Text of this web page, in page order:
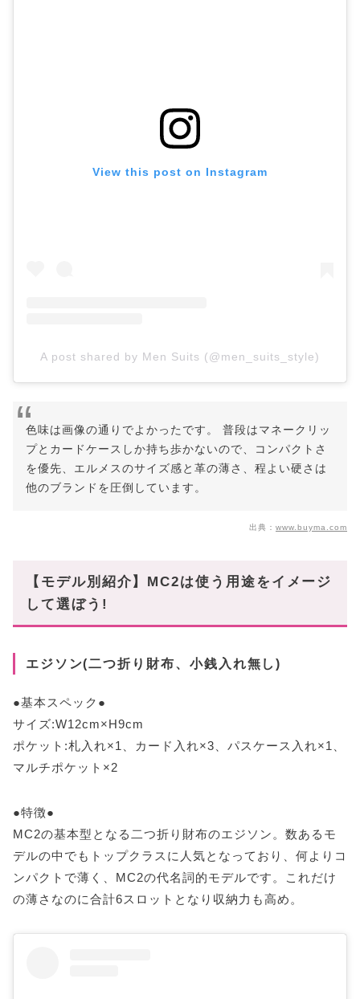
View this post on Instagram
A post shared by Men Suits (@men_suits_style)
色味は画像の通りでよかったです。 普段はマネークリッ
プとカードケースしか持ち歩かないので、コンパクトさ
を優先、エルメスのサイズ感と革の薄さ、程よい硬さは
他のブランドを圧倒しています。
出典： www.buyma.com
【モデル別紹介】MC2は使う用途をイメージ
して選ぼう!
エジソン(二つ折り財布、小銭入れ無し)
●基本スペック●
サイズ:W12cm×H9cm
ポケット:札入れ×1、カード入れ×3、パスケース入れ×1、
マルチポケット×2
●特徴●
MC2の基本型となる二つ折り財布のエジソン。数あるモ
デルの中でもトップクラスに人気となっており、何よりコ
ンパクトで薄く、MC2の代名詞的モデルです。これだけ
の薄さなのに合計6スロットとなり収納力も高め。